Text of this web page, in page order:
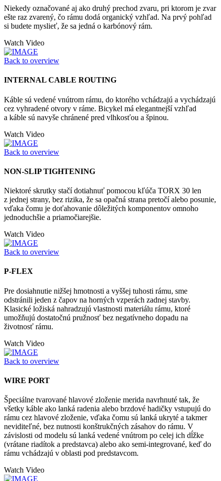
Niekedy označované aj ako druhý prechod zvaru, pri ktorom je zvar
ešte raz zvarený, čo rámu dodá organický vzhľad. Na prvý pohľad
si budete myslieť, že sa jedná o karbónový rám.
Watch Video
Back to overview
INTERNAL CABLE ROUTING
Káble sú vedené vnútrom rámu, do ktorého vchádzajú a vychádzajú
cez vyhradené otvory v ráme. Bicykel má elegantnejší vzhľad
a káble sú navyše chránené pred vlhkosťou a špinou.
Watch Video
Back to overview
NON-SLIP TIGHTENING
Niektoré skrutky stačí dotiahnuť pomocou kľúča TORX 30 len
z jednej strany, bez rizika, že sa opačná strana pretočí alebo posunie,
vďaka čomu je doťahovanie dôležitých komponentov omnoho
jednoduchšie a priamočiarejšie.
Watch Video
Back to overview
P-FLEX
Pre dosiahnutie nižšej hmotnosti a vyššej tuhosti rámu, sme
odstránili jeden z čapov na horných vzperách zadnej stavby.
Klasické ložiská nahradzujú vlastnosti materiálu rámu, ktoré
umožňujú dostatočnú pružnosť bez negatívneho dopadu na
životnosť rámu.
Watch Video
Back to overview
WIRE PORT
Špeciálne tvarované hlavové zloženie merida navrhnuté tak, že
všetky káble ako lanká radenia alebo brzdové hadičky vstupujú do
rámu cez hlavové zloženie, vďaka čomu sú lanká ukryté a takmer
neviditeľné, bez nutnosti konštrukčných zásahov do rámu. V
závislosti od modelu sú lanká vedené vnútrom po celej ich dĺžke
(vrátane riadítok a predstavca) alebo ako semi-integrované, keď do
rámu vchádzajú v oblasti pod predstavcom.
Watch Video